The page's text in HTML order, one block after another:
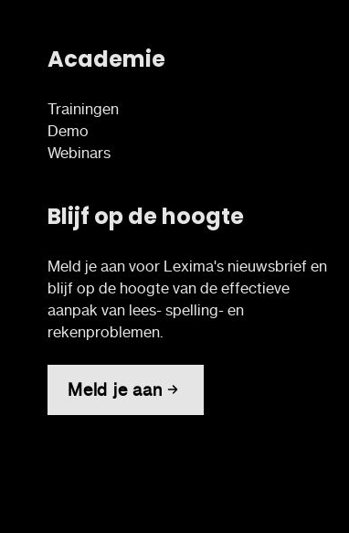
Academie
Trainingen
Demo
Webinars
Blijf op de hoogte
Meld je aan voor Lexima's nieuwsbrief en
blijf op de hoogte van de effectieve
aanpak van lees- spelling- en
rekenproblemen.
Meld je aan